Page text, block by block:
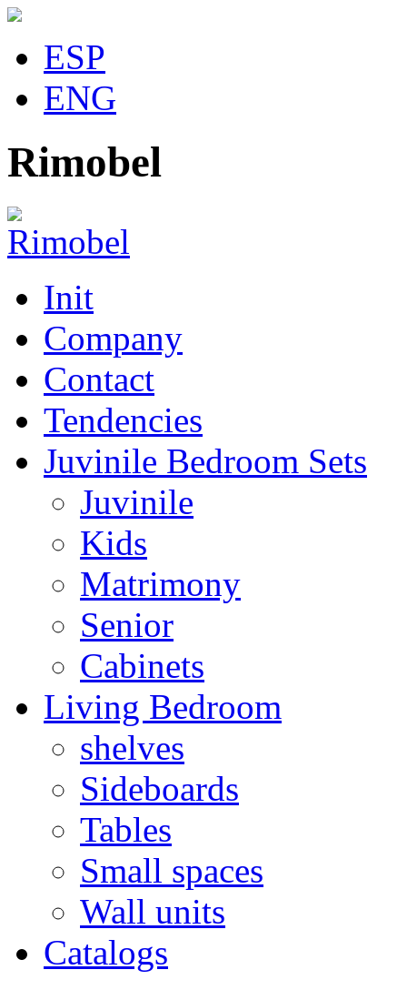
ESP
ENG
Rimobel
Init
Company
Contact
Tendencies
Juvinile Bedroom Sets
Juvinile
Kids
Matrimony
Senior
Cabinets
Living Bedroom
shelves
Sideboards
Tables
Small spaces
Wall units
Catalogs